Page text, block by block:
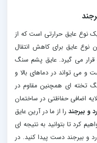
نوع عایق حرارتی است که از
عایق برای کاهش انتقال
می گیرد. عایق پشم سنگ
و می تواند در دماهای بالا و
تخته ای همچنین مقاوم در
اضافی حفاظتی در ساختمان
و بیرجندرا از ما در آرین عایق
کرد تا بتوانید به نتیجه ای
و بیرجند دست پیدا کنید. در